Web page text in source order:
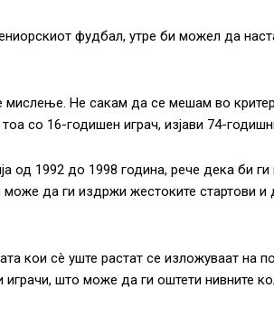
фудбал, утре би можел да
мислење. Не сакам да се мешам во
со 16-годишен играч, изјави 74-
од 1992 до 1998 година, рече дека би
да ги издржи жестоките стартови и
кои сè уште растат се изложуваат на
што може да ги оштети нивните